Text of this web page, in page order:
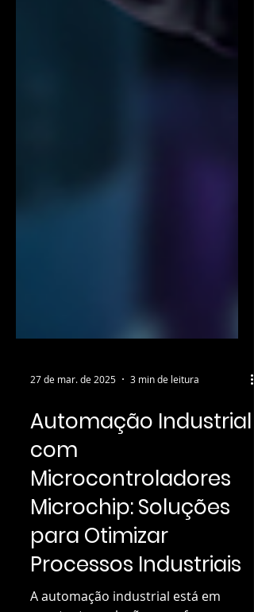
27 de mar. de 2025 3 min de leitura
Automação Industrial
com
Microcontroladores
Microchip: Soluções
para Otimizar
Processos Industriais